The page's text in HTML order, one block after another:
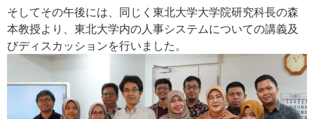
そしてその午後には、同じく東北大学大学院研究科長の森
本教授より、東北大学内の人事システムについての講義及
びディスカッションを行いました。